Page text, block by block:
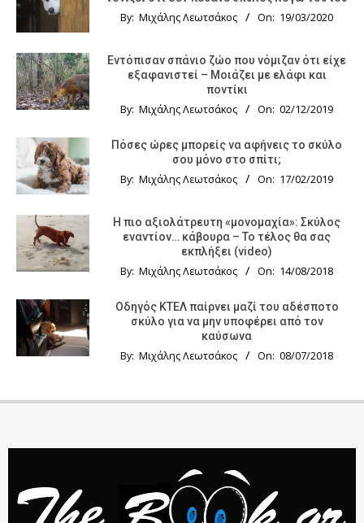
By: Μιχάλης Λεωτσάκος On: 19/03/2020
Εντόπισαν σπάνιο ζώο που νόμιζαν ότι είχε
εξαφανιστεί – Μοιάζει με ελάφι και
ποντίκι
By: Μιχάλης Λεωτσάκος On: 02/12/2019
Πόσες ώρες μπορείς να αφήνεις το σκύλο
σου μόνο στο σπίτι;
By: Μιχάλης Λεωτσάκος On: 17/02/2019
Η πιο αξιολάτρευτη «μονομαχία»: Σκύλος
εναντίον… κάβουρα – Το τέλος θα σας
εκπλήξει (video)
By: Μιχάλης Λεωτσάκος On: 14/08/2018
Οδηγός KTΕΛ παίρνει μαζί του αδέσποτο
σκύλο για να μην υποφέρει από τον
καύσωνα
By: Μιχάλης Λεωτσάκος On: 08/07/2018